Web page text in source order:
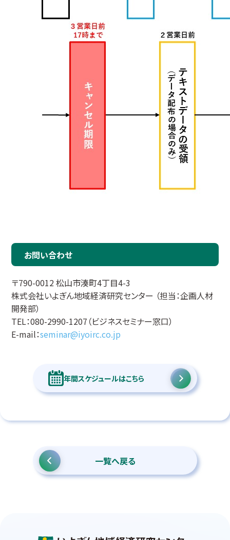
お問い合わせ
〒790-0012 松山市湊町4丁目4-3
株式会社いよぎん地域経済研究センター （担当：企画人材
開発部）
TEL：080-2990-1207（ビジネスセミナー窓口）
E-mail：seminar@iyoirc.co.jp
年間スケジュールはこちら
一覧へ戻る